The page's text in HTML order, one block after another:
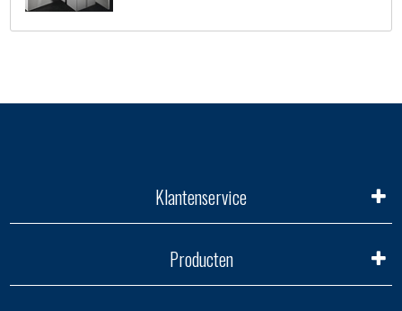
Klantenservice
Producten